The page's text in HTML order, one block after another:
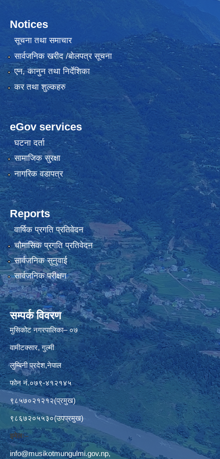
Notices
सूचना तथा समाचार
सार्वजनिक खरीद /बोलपत्र सूचना
एन, कानुन तथा निर्देशिका
कर तथा शुल्कहरु
eGov services
घटना दर्ता
सामाजिक सुरक्षा
नागरिक वडापत्र
Reports
वार्षिक प्रगति प्रतिवेदन
चौमासिक प्रगति प्रतिवेदन
सार्वजनिक सुनुवाई
सार्वजनिक परीक्षण
सम्पर्क विवरण
मुसिकोट नगरपालिका– ०७
वामीटक्सार, गुल्मी
लुम्बिनी प्रदेश,नेपाल
फोन नं.०७९-४१२१४५
९८५७०२१२१२(प्रमुख)
९८६७२०५५३०(उपप्रमुख)
इमेलः–
info@musikotmungulmi.gov.np,